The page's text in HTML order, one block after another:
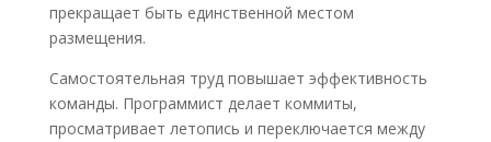
прекращает быть единственной местом
размещения.
Самостоятельная труд повышает эффективность
команды. Программист делает коммиты,
просматривает летопись и переключается между